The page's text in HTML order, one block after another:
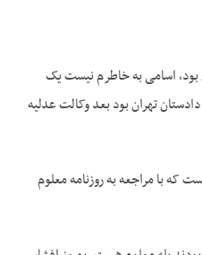
اسامی به خاطرم نیست یک
تهران بود بعد وکالت عدلیه
با مراجعه به روزنامه معلوم